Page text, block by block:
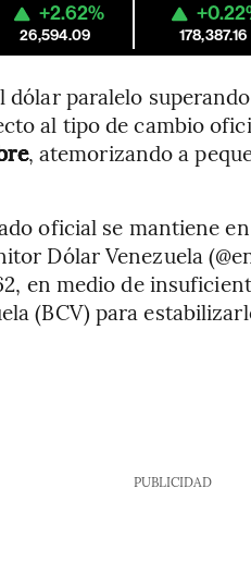
+2.62%
26,594.09 178,387.16
paralelo
al tipo de cambio
, atemorizando a
oficial se mantiene
Dólar Venezuela
en medio de
(BCV) para
PUBLICIDAD